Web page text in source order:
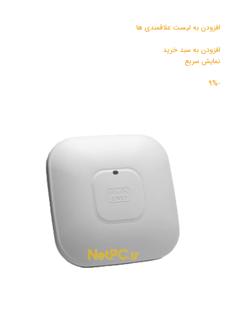
افزودن به لیست علاقمندی ها
افزودن به سبد خرید
نمایش سریع
-9%